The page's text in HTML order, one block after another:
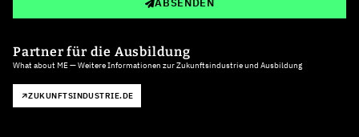
Partner für die Ausbildung
What about ME — Weitere Informationen zur Zukunftsindustrie und Ausbildung
ZUKUNFTSINDUSTRIE.DE